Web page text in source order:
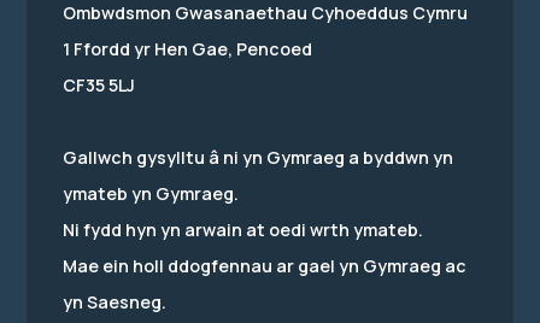
Ombwdsmon Gwasanaethau Cyhoeddus Cymru
1 Ffordd yr Hen Gae, Pencoed
CF35 5LJ
Gallwch gysylltu â ni yn Gymraeg a byddwn yn
ymateb yn Gymraeg.
Ni fydd hyn yn arwain at oedi wrth ymateb.
Mae ein holl ddogfennau ar gael yn Gymraeg ac
yn Saesneg.